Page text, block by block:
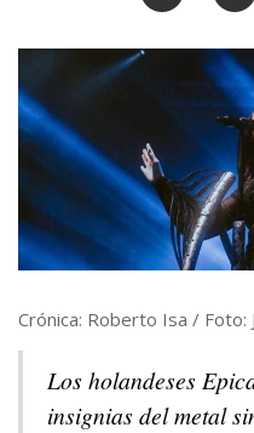
Crónica: Roberto Isa / Foto:
Los holandeses
insignias del metal